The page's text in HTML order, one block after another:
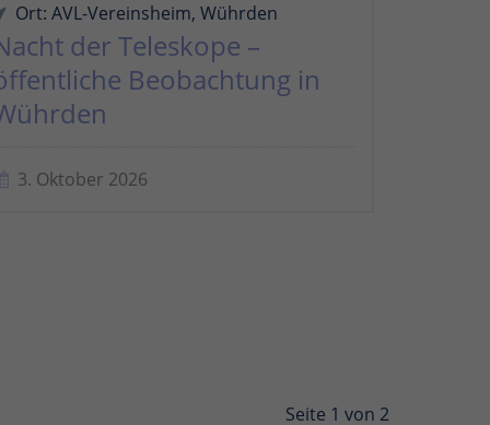
Ort: AVL-Vereinsheim, Wührden
der Teleskope –
Beobachtung in
3. Oktober 2026
Seite 1 von 2